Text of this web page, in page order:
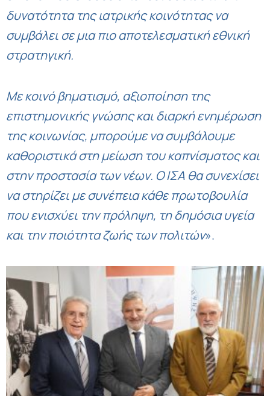
δυνατότητα της ιατρικής κοινότητας να
συμβάλει σε μια πιο αποτελεσματική εθνική
στρατηγική.
Με κοινό βηματισμό, αξιοποίηση της
επιστημονικής γνώσης και διαρκή ενημέρωση
της κοινωνίας, μπορούμε να συμβάλουμε
καθοριστικά στη μείωση του καπνίσματος και
στην προστασία των νέων. Ο ΙΣΑ θα συνεχίσει
να στηρίζει με συνέπεια κάθε πρωτοβουλία
που ενισχύει την πρόληψη, τη δημόσια υγεία
και την ποιότητα ζωής των πολιτών».